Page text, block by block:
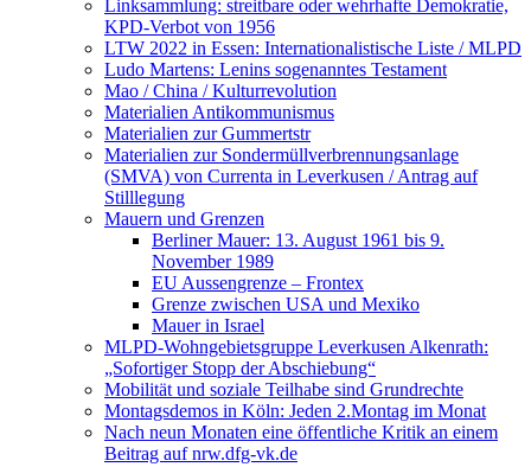
Linksammlung: streitbare oder wehrhafte Demokratie,
KPD-Verbot von 1956
LTW 2022 in Essen: Internationalistische Liste / MLPD
Ludo Martens: Lenins sogenanntes Testament
Mao / China / Kulturrevolution
Materialien Antikommunismus
Materialien zur Gummertstr
Materialien zur Sondermüllverbrennungsanlage
(SMVA) von Currenta in Leverkusen / Antrag auf
Stilllegung
Mauern und Grenzen
Berliner Mauer: 13. August 1961 bis 9.
November 1989
EU Aussengrenze – Frontex
Grenze zwischen USA und Mexiko
Mauer in Israel
MLPD-Wohngebietsgruppe Leverkusen Alkenrath:
„Sofortiger Stopp der Abschiebung“
Mobilität und soziale Teilhabe sind Grundrechte
Montagsdemos in Köln: Jeden 2.Montag im Monat
Nach neun Monaten eine öffentliche Kritik an einem
Beitrag auf nrw.dfg-vk.de